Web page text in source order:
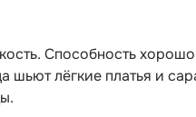
Способность
шьют лёгкие платья и